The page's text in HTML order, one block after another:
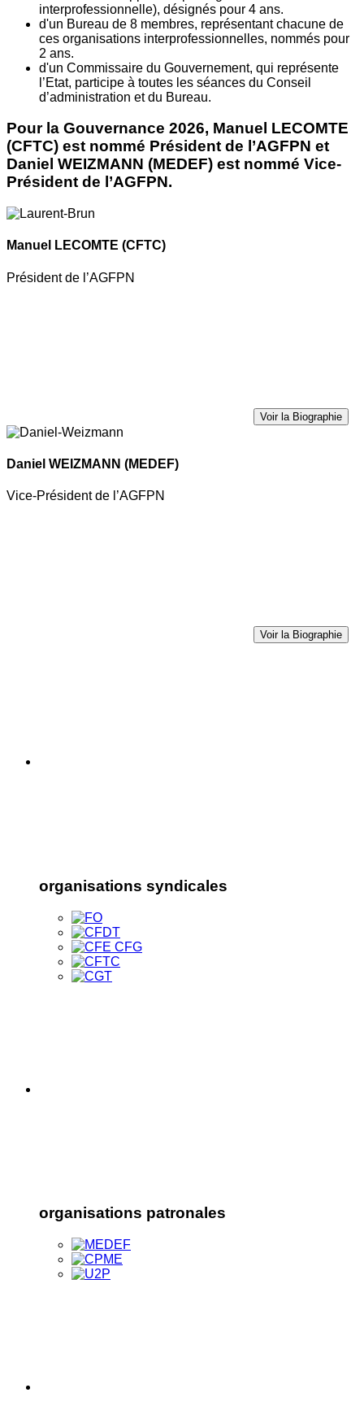
interprofessionnelle), désignés pour 4 ans.
d'un Bureau de 8 membres, représentant chacune de
ces organisations interprofessionnelles, nommés pour
2 ans.
d'un Commissaire du Gouvernement, qui représente
l’Etat, participe à toutes les séances du Conseil
d’administration et du Bureau.
Pour la Gouvernance 2026, Manuel LECOMTE
(CFTC) est nommé Président de l’AGFPN et
Daniel WEIZMANN (MEDEF) est nommé Vice-
Président de l’AGFPN.
Manuel LECOMTE (CFTC)
Président de l’AGFPN
Voir la Biographie
Daniel WEIZMANN (MEDEF)
Vice-Président de l’AGFPN
Voir la Biographie
organisations syndicales
organisations patronales